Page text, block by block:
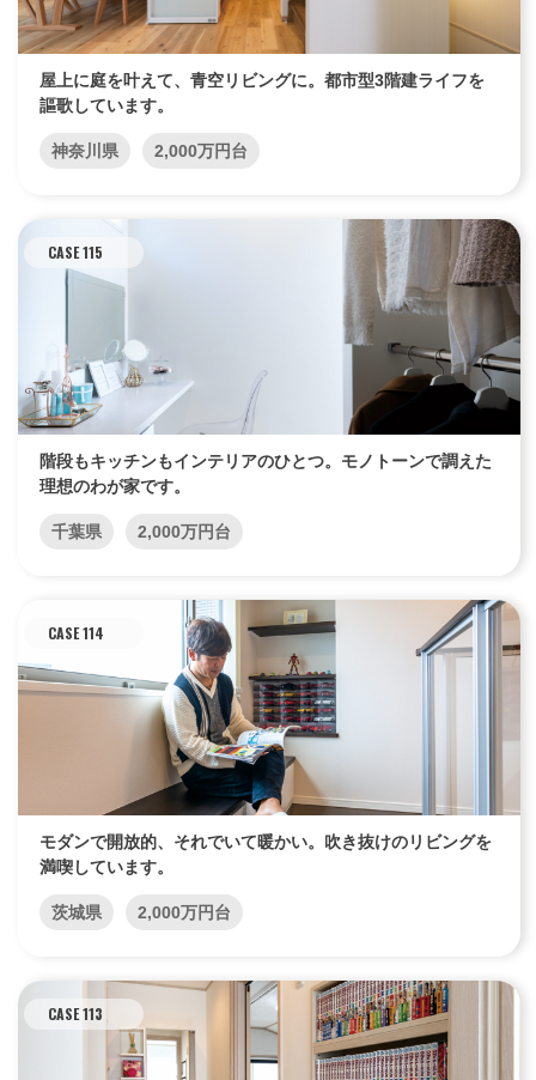
屋上に庭を叶えて、青空リビングに。都市型3階建ライフを
謳歌しています。
神奈川県 2,000万円台
CASE 115
階段もキッチンもインテリアのひとつ。モノトーンで調えた
理想のわが家です。
千葉県 2,000万円台
CASE 114
モダンで開放的、それでいて暖かい。吹き抜けのリビングを
満喫しています。
茨城県 2,000万円台
CASE 113